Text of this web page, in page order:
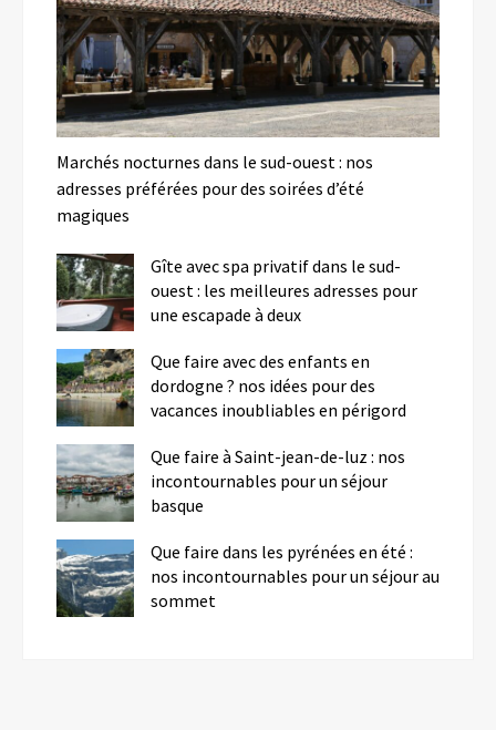
Marchés nocturnes dans le sud-ouest : nos
adresses préférées pour des soirées d’été
magiques
Gîte avec spa privatif dans le sud-
ouest : les meilleures adresses pour
une escapade à deux
Que faire avec des enfants en
dordogne ? nos idées pour des
vacances inoubliables en périgord
Que faire à Saint-jean-de-luz : nos
incontournables pour un séjour
basque
Que faire dans les pyrénées en été :
nos incontournables pour un séjour au
sommet